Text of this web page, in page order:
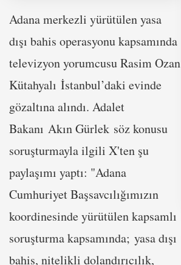
Adana merkezli yürütülen yasa
dışı bahis operasyonu kapsamında
televizyon yorumcusu Rasim Ozan
Kütahyalı İstanbul’daki evinde
gözaltına alındı. Adalet
Bakanı Akın Gürlek söz konusu
soruşturmayla ilgili X'ten şu
paylaşımı yaptı: "Adana
Cumhuriyet Başsavcılığımızın
koordinesinde yürütülen kapsamlı
soruşturma kapsamında; yasa dışı
bahis, nitelikli dolandırıcılık,